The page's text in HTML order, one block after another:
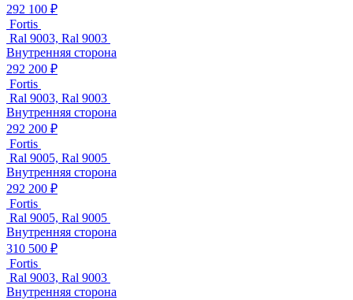
292 100 ₽
Fortis
Ral 9003, Ral 9003
Внутренняя сторона
292 200 ₽
Fortis
Ral 9003, Ral 9003
Внутренняя сторона
292 200 ₽
Fortis
Ral 9005, Ral 9005
Внутренняя сторона
292 200 ₽
Fortis
Ral 9005, Ral 9005
Внутренняя сторона
310 500 ₽
Fortis
Ral 9003, Ral 9003
Внутренняя сторона